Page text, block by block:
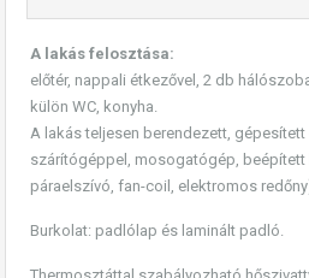
A lakás felosztása:
előtér, nappali étkezővel, 2 db
külön WC, konyha.
A lakás teljesen berendezett,
szárítógéppel, mosogatógép, beépített
páraelszívó, fan-coil, elektromos
Burkolat: padlólap és laminált padló.